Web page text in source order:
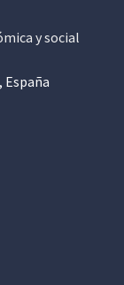
y social
España